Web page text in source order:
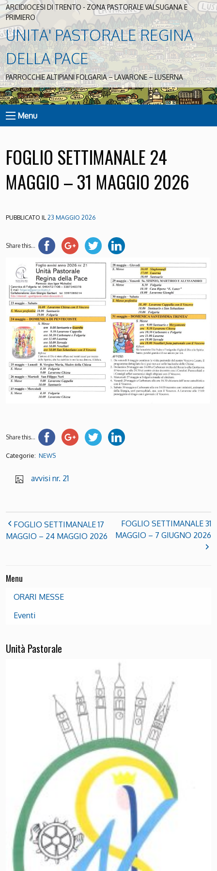
ARCIDIOCESI DI TRENTO - ZONA PASTORALE VALSUGANA E
PRIMIERO
UNITA' PASTORALE REGINA
DELLA PACE
PARROCCHIE ALTIPIANI FOLGARIA – LAVARONE – LUSERNA
Menu
FOGLIO SETTIMANALE 24
MAGGIO – 31 MAGGIO 2026
PUBBLICATO IL23 MAGGIO 2026
Share this...
Share this...
Categorie: NEWS
avvisi nr. 21
FOGLIO SETTIMANALE 17
MAGGIO – 24 MAGGIO 2026
FOGLIO SETTIMANALE 31
MAGGIO – 7 GIUGNO 2026
Menu
ORARI MESSE
Eventi
Unità Pastorale